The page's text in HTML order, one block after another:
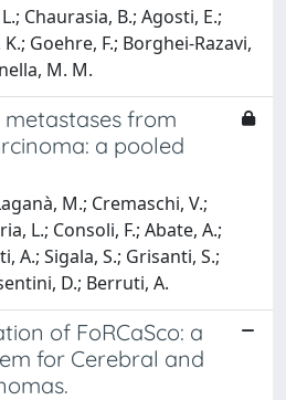
Chaurasia, B.; Agosti, E.;
Goehre, F.; Borghei-Razavi,
M. M.
from
a pooled
M.; Cremaschi, V.;
L.; Consoli, F.; Abate, A.;
A.; Sigala, S.; Grisanti, S.;
D.; Berruti, A.
of FoRCaSco: a
for Cerebral and